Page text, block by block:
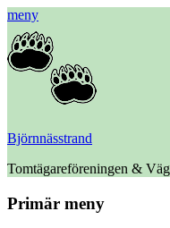
meny
Björnnässtrand
Tomtägareföreningen &
Facebook
Primär meny